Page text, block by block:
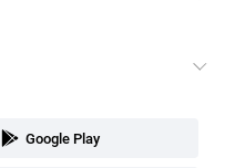
Google Play